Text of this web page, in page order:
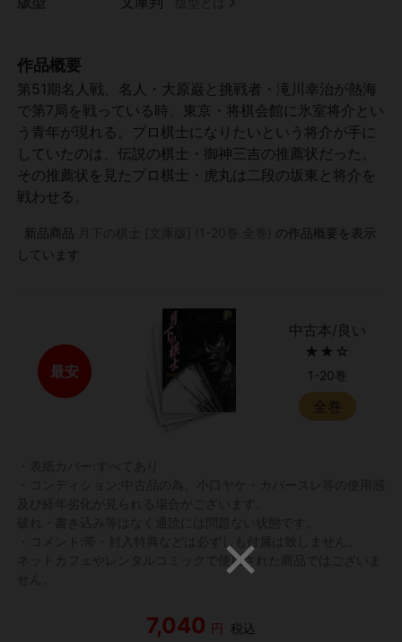
作品概要
第51期名人戦、名人・大原巌と挑戦者・滝川幸治が熱海
で第7局を戦っている時、東京・将棋会館に氷室将介とい
う青年が現れる。プロ棋士になりたいという将介が手に
していたのは、伝説の棋士・御神三吉の推薦状だった。
その推薦状を見たプロ棋士・虎丸は二段の坂東と将介を
戦わせる。
新品商品
の作品概要を表示
しています
最安
中古本/良い
★★☆
1-20巻
全巻
ネットカフェやレンタルコミックで使用された商品ではございま
7,040 円 税込